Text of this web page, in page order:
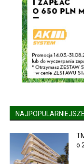
NAJPOPULARNIEJSZE
o